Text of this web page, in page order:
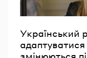
Український